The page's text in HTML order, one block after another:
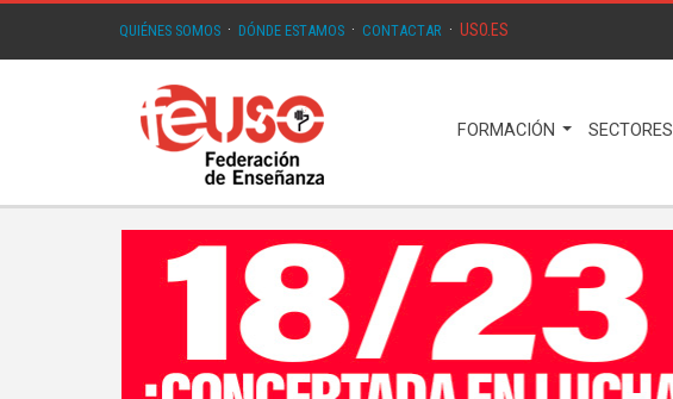
QUIÉNES SOMOS · DÓNDE ESTAMOS · CONTACTAR · USO.ES
FORMACIÓN SECTORES